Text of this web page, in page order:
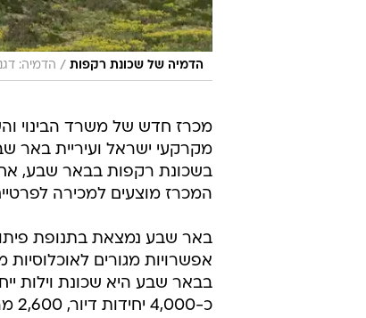
הדמיה של שכונת רקפות / הדמיה:
מכרז חדש של משרד הבינוי
מקרקעי ישראל ועיריית באר
בשכונת רקפות בבאר שבע,
המכרז מוצעים למכירה לפרטיים 165 מגרשים, והמועד האחרון להגשת הצעות הוא 26
באר שבע נמצאת בתנופת
אפשרויות מגורים
בבאר שבע היא שכונת וילות